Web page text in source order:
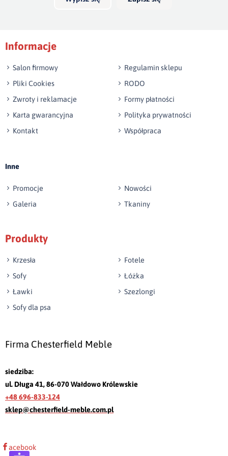
Informacje
Salon firmowy
Regulamin sklepu
Pliki Cookies
RODO
Zwroty i reklamacje
Formy płatności
Karta gwarancyjna
Polityka prywatności
Kontakt
Współpraca
Inne
Promocje
Nowości
Galeria
Tkaniny
Produkty
Krzesła
Fotele
Sofy
Łóżka
Ławki
Szezlongi
Sofy dla psa
Firma Chesterfield Meble
siedziba:
ul. Długa 41, 86-070 Wałdowo Królewskie
+48 696-833-124
sklep@chesterfield-meble.com.pl
acebook